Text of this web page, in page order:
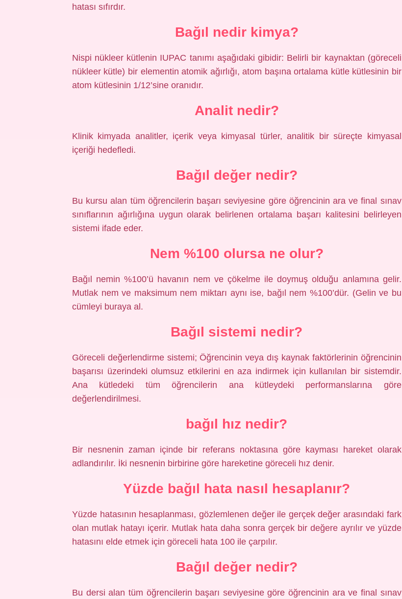
hatası sıfırdır.
Bağıl nedir kimya?
Nispi nükleer kütlenin IUPAC tanımı aşağıdaki gibidir: Belirli bir kaynaktan (göreceli
nükleer kütle) bir elementin atomik ağırlığı, atom başına ortalama kütle kütlesinin bir
atom kütlesinin 1/12’sine oranıdır.
Analit nedir?
Klinik kimyada analitler, içerik veya kimyasal türler, analitik bir süreçte kimyasal
içeriği hedefledi.
Bağıl değer nedir?
Bu kursu alan tüm öğrencilerin başarı seviyesine göre öğrencinin ara ve final sınav
sınıflarının ağırlığına uygun olarak belirlenen ortalama başarı kalitesini belirleyen
sistemi ifade eder.
Nem %100 olursa ne olur?
Bağıl nemin %100’ü havanın nem ve çökelme ile doymuş olduğu anlamına gelir.
Mutlak nem ve maksimum nem miktarı aynı ise, bağıl nem %100’dür. (Gelin ve bu
cümleyi buraya al.
Bağıl sistemi nedir?
Göreceli değerlendirme sistemi; Öğrencinin veya dış kaynak faktörlerinin öğrencinin
başarısı üzerindeki olumsuz etkilerini en aza indirmek için kullanılan bir sistemdir.
Ana kütledeki tüm öğrencilerin ana kütleydeki performanslarına göre
değerlendirilmesi.
bağıl hız nedir?
Bir nesnenin zaman içinde bir referans noktasına göre kayması hareket olarak
adlandırılır. İki nesnenin birbirine göre hareketine göreceli hız denir.
Yüzde bağıl hata nasıl hesaplanır?
Yüzde hatasının hesaplanması, gözlemlenen değer ile gerçek değer arasındaki fark
olan mutlak hatayı içerir. Mutlak hata daha sonra gerçek bir değere ayrılır ve yüzde
hatasını elde etmek için göreceli hata 100 ile çarpılır.
Bağıl değer nedir?
Bu dersi alan tüm öğrencilerin başarı seviyesine göre öğrencinin ara ve final sınav